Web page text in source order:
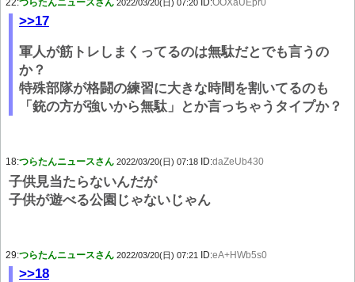
22:つらたんニュースさん 2022/03/20(日) 07:20 ID:OOXaUEpr0
>>17
軍人が筋トレしまくってるのは無駄だとでも言うの
か？
特殊部隊が格闘の練習に大きな時間を割いてるのも
「銃の方が強いから無駄」とか言っちゃうタイプか？
18:つらたんニュースさん 2022/03/20(日) 07:18 ID:daZeUb430
子供見当たらないんだが
子供が遊べる公園じゃないじゃん
29:つらたんニュースさん 2022/03/20(日) 07:21 ID:eA+HWb5s0
>>18